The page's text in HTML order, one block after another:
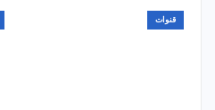
قنوات